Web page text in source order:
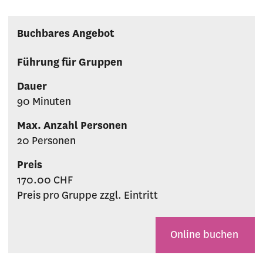
Buchbares Angebot
Führung für Gruppen
Dauer
90 Minuten
Max. Anzahl Personen
20 Personen
Preis
170.00 CHF
Preis pro Gruppe zzgl. Eintritt
Online buchen